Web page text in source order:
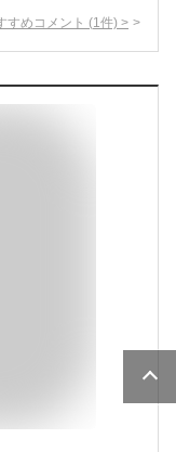
すめコメント (1 件) >